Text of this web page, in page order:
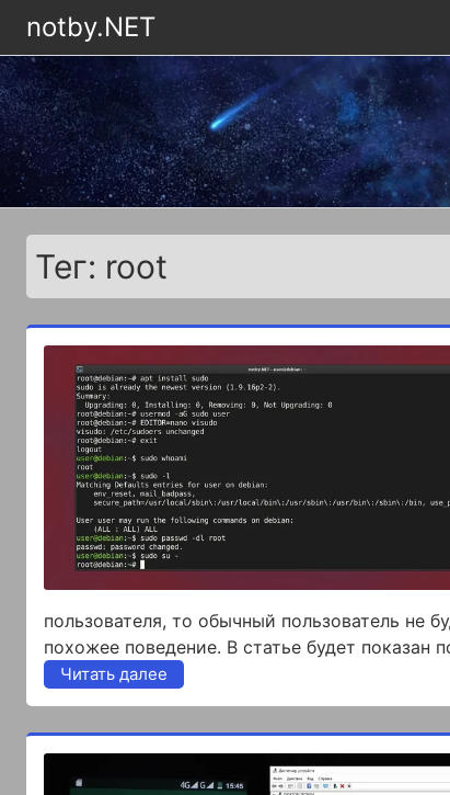
notby.NET
Тег: root
пользователя, то обычный пользователь не
похожее поведение. В статье будет показан
Читать далее